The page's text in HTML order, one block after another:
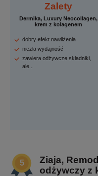
Zalety
Dermika, Luxury Neocollagen,
krem z kolagenem
dobry efekt nawilżenia
niezła wydajność
zawiera odżywcze składniki,
ale...
Ziaja,
odżywczy z